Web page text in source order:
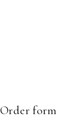
Order form